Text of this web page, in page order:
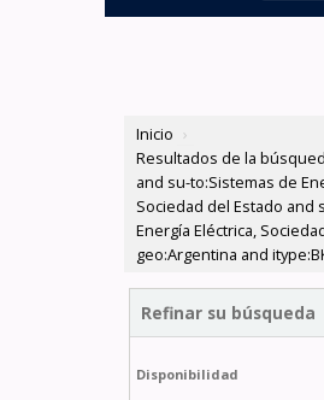
Inicio ›
Resultados de la
and su-to:Sistemas de
Sociedad del Estado and
Energía Eléctrica,
geo:Argentina and
Refinar su búsqueda
Disponibilidad